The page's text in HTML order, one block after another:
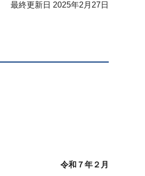
最終更新日 2025年2月27日
令和７年２月